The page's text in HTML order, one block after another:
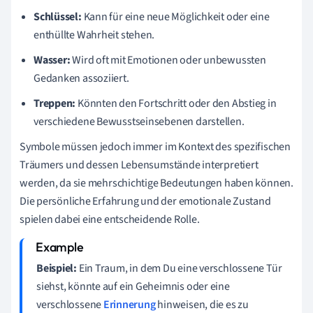
Schlüssel: Kann für eine neue Möglichkeit oder eine
enthüllte Wahrheit stehen.
Wasser:Wird oft mit Emotionen oder unbewussten
Gedanken assoziiert.
Treppen: Könnten den Fortschritt oder den Abstieg in
verschiedene Bewusstseinsebenen darstellen.
Symbole müssen jedoch immer im Kontext des spezifischen
Träumers und dessen Lebensumstände interpretiert
werden, da sie mehrschichtige Bedeutungen haben können.
Die persönliche Erfahrung und der emotionale Zustand
spielen dabei eine entscheidende Rolle.
Beispiel: Ein Traum, in dem Du eine verschlossene Tür
siehst, könnte auf ein Geheimnis oder eine
verschlosseneErinnerunghinweisen, die es zu